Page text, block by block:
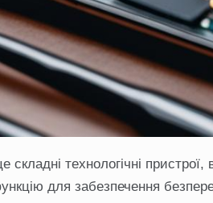
технологічні
для забезпечення